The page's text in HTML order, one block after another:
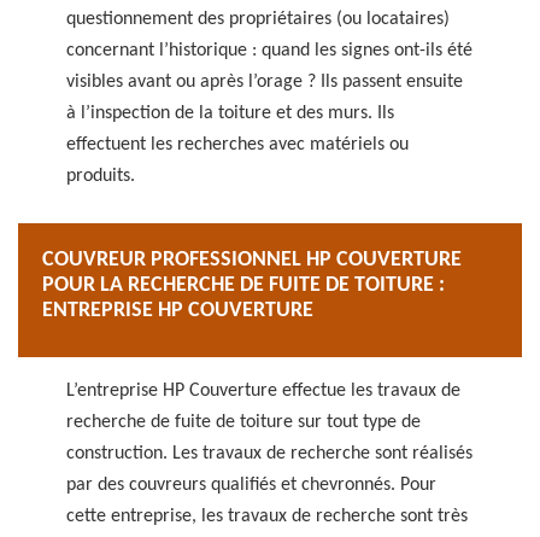
questionnement des propriétaires (ou locataires)
concernant l’historique : quand les signes ont-ils été
visibles avant ou après l’orage ? Ils passent ensuite
à l’inspection de la toiture et des murs. Ils
effectuent les recherches avec matériels ou
produits.
COUVREUR PROFESSIONNEL HP COUVERTURE
POUR LA RECHERCHE DE FUITE DE TOITURE :
ENTREPRISE HP COUVERTURE
L’entreprise HP Couverture effectue les travaux de
recherche de fuite de toiture sur tout type de
construction. Les travaux de recherche sont réalisés
par des couvreurs qualifiés et chevronnés. Pour
cette entreprise, les travaux de recherche sont très